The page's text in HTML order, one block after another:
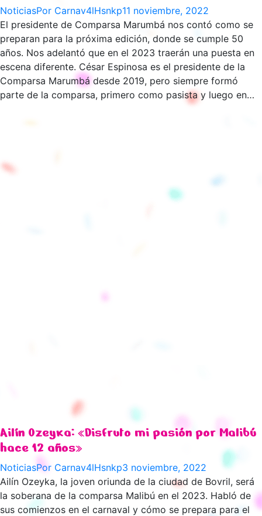
NoticiasPor Carnav4lHsnkp11 noviembre, 2022
El presidente de Comparsa Marumbá nos contó como se
preparan para la próxima edición, donde se cumple 50
años. Nos adelantó que en el 2023 traerán una puesta en
escena diferente. César Espinosa es el presidente de la
Comparsa Marumbá desde 2019, pero siempre formó
parte de la comparsa, primero como pasista y luego en…
Ailín Ozeyka: «Disfruto mi pasión por Malibú
hace 12 años»
NoticiasPor Carnav4lHsnkp3 noviembre, 2022
Ailín Ozeyka, la joven oriunda de la ciudad de Bovril, será
la soberana de la comparsa Malibú en el 2023. Habló de
sus comienzos en el carnaval y cómo se prepara para el